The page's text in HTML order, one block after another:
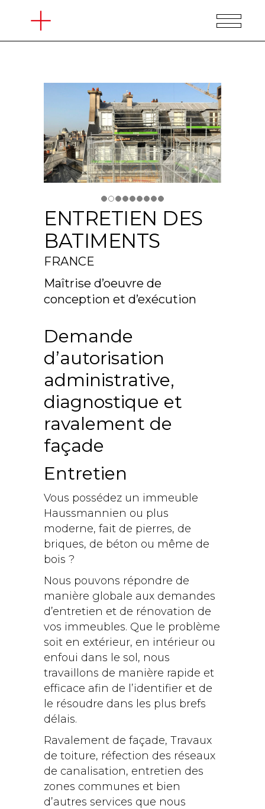
ENTRETIEN DES
BATIMENTS
FRANCE
Maîtrise d’oeuvre de
conception et d’exécution
Demande
d’autorisation
administrative,
diagnostique et
ravalement de
façade
Entretien
Vous possédez un immeuble
Haussmannien ou plus
moderne, fait de pierres, de
briques, de béton ou même de
bois ?
Nous pouvons répondre de
manière globale aux demandes
d’entretien et de rénovation de
vos immeubles. Que le problème
soit en extérieur, en intérieur ou
enfoui dans le sol, nous
travaillons de manière rapide et
efficace afin de l’identifier et de
le résoudre dans les plus brefs
délais.
Ravalement de façade, Travaux
de toiture, réfection des réseaux
de canalisation, entretien des
zones communes et bien
d’autres services que nous